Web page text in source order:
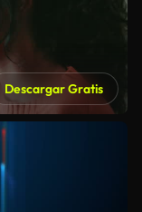
Descargar Gratis